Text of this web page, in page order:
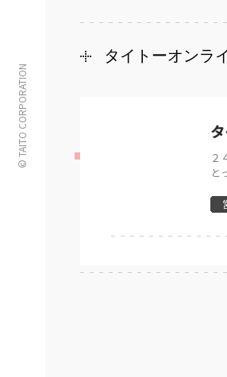
© TAITO CORPORATION
タイトーオンラ
２
と